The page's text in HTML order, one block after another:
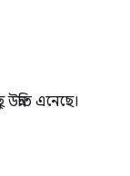
এনেছে।